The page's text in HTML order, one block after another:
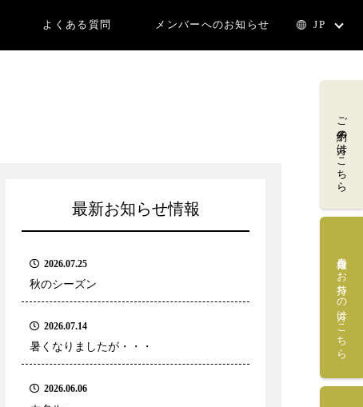
よくある質問 メンバーへのお知らせ JP
ご予約の方はこちら
会員権をお持ちの方はこちら
最新お知らせ情報
2026.07.25
秋のシーズン
2026.07.14
暑くなりましたが・・・
2026.06.06